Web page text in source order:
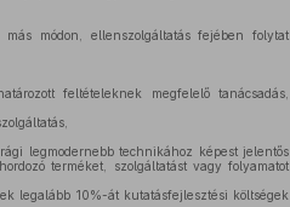
módon, ellenszolgáltatás fejében folytat
feltételeknek megfelelő tanácsadás,
legmodernebb technikához képest jelentős
terméket, szolgáltatást vagy folyamatot
legalább 10%-át kutatásfejlesztési költségek